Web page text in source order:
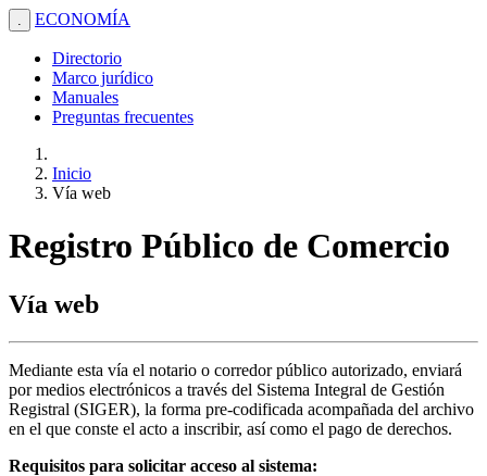
. ECONOMÍA
Directorio
Marco jurídico
Manuales
Preguntas frecuentes
Inicio
Vía web
Registro Público de Comercio
Vía web
Mediante esta vía el notario o corredor público autorizado, enviará
por medios electrónicos a través del Sistema Integral de Gestión
Registral (SIGER), la forma pre-codificada acompañada del archivo
en el que conste el acto a inscribir, así como el pago de derechos.
Requisitos para solicitar acceso al sistema: